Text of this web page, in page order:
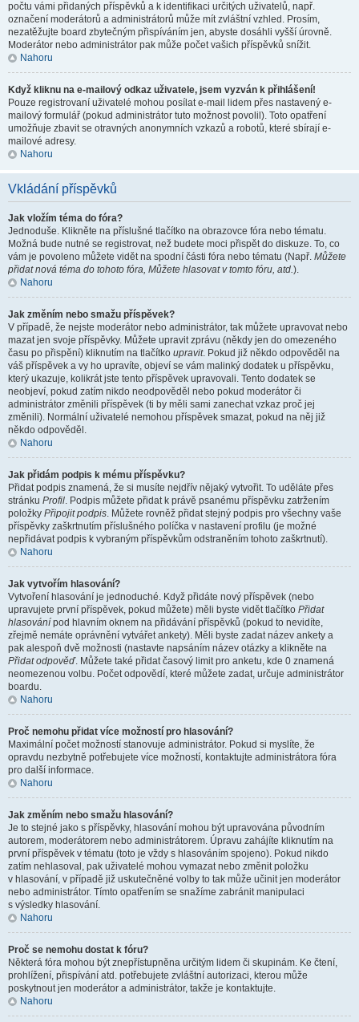
počtu vámi přidaných příspěvků a k identifikaci určitých uživatelů, např.
označení moderátorů a administrátorů může mít zvláštní vzhled. Prosím,
nezatěžujte board zbytečným přispíváním jen, abyste dosáhli vyšší úrovně.
Moderátor nebo administrátor pak může počet vašich příspěvků snížit.
Nahoru
Když kliknu na e-mailový odkaz uživatele, jsem vyzván k přihlášení!
Pouze registrovaní uživatelé mohou posílat e-mail lidem přes nastavený e-
mailový formulář (pokud administrátor tuto možnost povolil). Toto opatření
umožňuje zbavit se otravných anonymních vzkazů a robotů, které sbírají e-
mailové adresy.
Nahoru
Vkládání příspěvků
Jak vložím téma do fóra?
Jednoduše. Klikněte na příslušné tlačítko na obrazovce fóra nebo tématu.
Možná bude nutné se registrovat, než budete moci přispět do diskuze. To, co
vám je povoleno můžete vidět na spodní části fóra nebo tématu (Např. Můžete
přidat nová téma do tohoto fóra, Můžete hlasovat v tomto fóru, atd.).
Nahoru
Jak změním nebo smažu příspěvek?
V případě, že nejste moderátor nebo administrátor, tak můžete upravovat nebo
mazat jen svoje příspěvky. Můžete upravit zprávu (někdy jen do omezeného
času po přispění) kliknutím na tlačítko upravit. Pokud již někdo odpověděl na
váš příspěvek a vy ho upravíte, objeví se vám malinký dodatek u příspěvku,
který ukazuje, kolikrát jste tento příspěvek upravovali. Tento dodatek se
neobjeví, pokud zatím nikdo neodpověděl nebo pokud moderátor či
administrátor změnili příspěvek (ti by měli sami zanechat vzkaz proč jej
změnili). Normální uživatelé nemohou příspěvek smazat, pokud na něj již
někdo odpověděl.
Nahoru
Jak přidám podpis k mému příspěvku?
Přidat podpis znamená, že si musíte nejdřív nějaký vytvořit. To uděláte přes
stránku Profil. Podpis můžete přidat k právě psanému příspěvku zatržením
položky Připojit podpis. Můžete rovněž přidat stejný podpis pro všechny vaše
příspěvky zaškrtnutím příslušného políčka v nastavení profilu (je možné
nepřidávat podpis k vybraným příspěvkům odstraněním tohoto zaškrtnutí).
Nahoru
Jak vytvořím hlasování?
Vytvoření hlasování je jednoduché. Když přidáte nový příspěvek (nebo
upravujete první příspěvek, pokud můžete) měli byste vidět tlačítko Přidat
hlasování pod hlavním oknem na přidávání příspěvků (pokud to nevidíte,
zřejmě nemáte oprávnění vytvářet ankety). Měli byste zadat název ankety a
pak alespoň dvě možnosti (nastavte napsáním název otázky a klikněte na
Přidat odpověď. Můžete také přidat časový limit pro anketu, kde 0 znamená
neomezenou volbu. Počet odpovědí, které můžete zadat, určuje administrátor
boardu.
Nahoru
Proč nemohu přidat více možností pro hlasování?
Maximální počet možností stanovuje administrátor. Pokud si myslíte, že
opravdu nezbytně potřebujete více možností, kontaktujte administrátora fóra
pro další informace.
Nahoru
Jak změním nebo smažu hlasování?
Je to stejné jako s příspěvky, hlasování mohou být upravována původním
autorem, moderátorem nebo administrátorem. Úpravu zahájíte kliknutím na
první příspěvek v tématu (toto je vždy s hlasováním spojeno). Pokud nikdo
zatím nehlasoval, pak uživatelé mohou vymazat nebo změnit položku
v hlasování, v případě již uskutečněné volby to tak může učinit jen moderátor
nebo administrátor. Tímto opatřením se snažíme zabránit manipulaci
s výsledky hlasování.
Nahoru
Proč se nemohu dostat k fóru?
Některá fóra mohou být znepřístupněna určitým lidem či skupinám. Ke čtení,
prohlížení, přispívání atd. potřebujete zvláštní autorizaci, kterou může
poskytnout jen moderátor a administrátor, takže je kontaktujte.
Nahoru